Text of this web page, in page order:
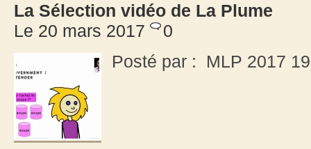
La Sélection vidéo de La Plume
Le 20 mars 2017
0
Posté par : MLP 2017